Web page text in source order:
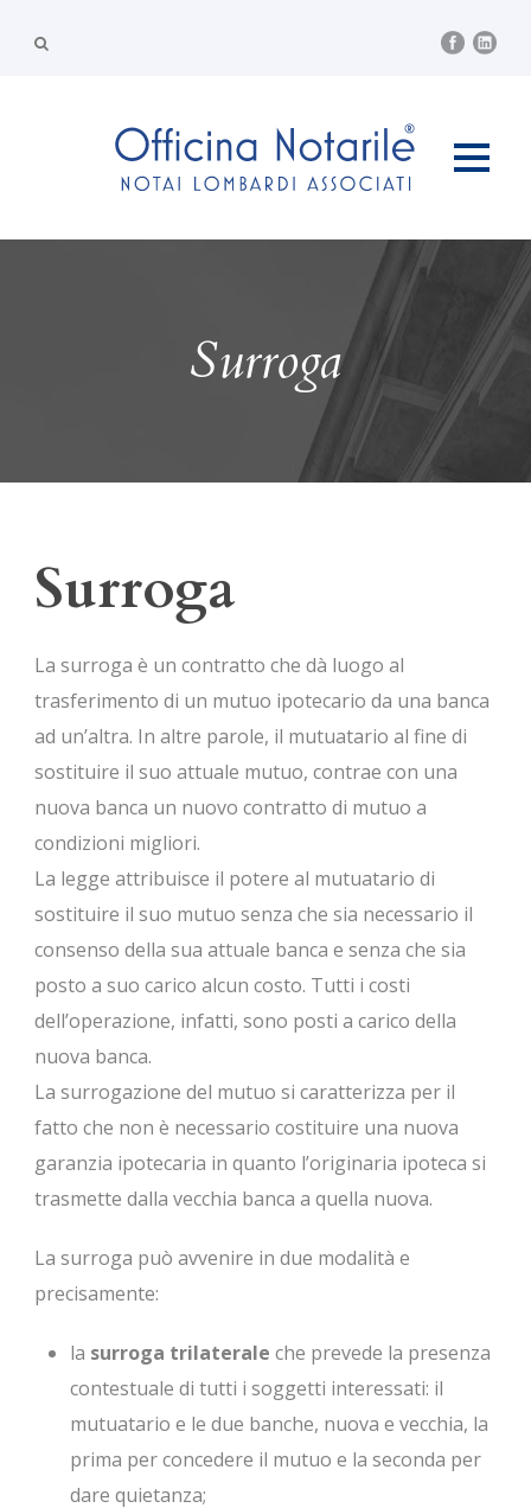
Surroga
Surroga
La surroga è un contratto che dà luogo al
trasferimento di un mutuo ipotecario da una banca
ad un’altra. In altre parole, il mutuatario al fine di
sostituire il suo attuale mutuo, contrae con una
nuova banca un nuovo contratto di mutuo a
condizioni migliori.
La legge attribuisce il potere al mutuatario di
sostituire il suo mutuo senza che sia necessario il
consenso della sua attuale banca e senza che sia
posto a suo carico alcun costo. Tutti i costi
dell’operazione, infatti, sono posti a carico della
nuova banca.
La surrogazione del mutuo si caratterizza per il
fatto che non è necessario costituire una nuova
garanzia ipotecaria in quanto l’originaria ipoteca si
trasmette dalla vecchia banca a quella nuova.
La surroga può avvenire in due modalità e
precisamente:
la surroga trilaterale che prevede la presenza
contestuale di tutti i soggetti interessati: il
mutuatario e le due banche, nuova e vecchia, la
prima per concedere il mutuo e la seconda per
dare quietanza;